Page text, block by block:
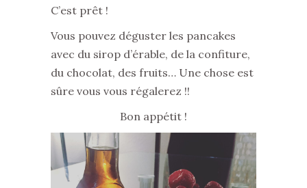
C’est prêt !
Vous pouvez déguster les pancakes
avec du sirop d’érable, de la confiture,
du chocolat, des fruits… Une chose est
sûre vous vous régalerez !!
Bon appétit !